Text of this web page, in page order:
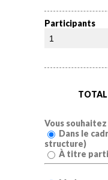
Participants
Vous
Dans le
structure)
À titre